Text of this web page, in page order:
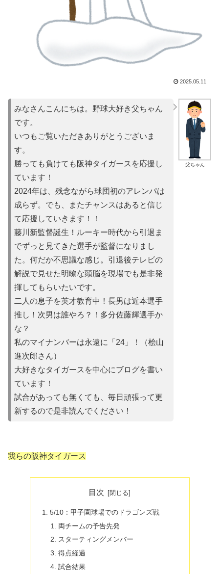
2025.05.11
父ちゃん
みなさんこんにちは。野球大好き父ちゃん
です。
いつもご覧いただきありがとうございま
す。
勝っても負けても阪神タイガースを応援し
ています！
2024年は、残念ながら球団初のアレンパは
成らず。でも、またチャンスはあると信じ
て応援していきます！！
藤川新監督誕生！ルーキー時代から引退ま
でずっと見てきた選手が監督になりまし
た。何だか不思議な感じ。引退後テレビの
解説で見せた明瞭な頭脳を現場でも是非発
揮してもらいたいです。
二人の息子を英才教育中！長男は近本選手
推し！次男は誰やろ？！多分佐藤輝選手か
な？
私のマイナンバーは永遠に「24」！（桧山
進次郎さん）
大好きなタイガースを中心にブログを書い
ています！
試合があって も無くても、毎日頑張って更
新するので是非読んでください！
我らの阪神タイガース
目次
5/10：甲子園球場でのドラゴンズ戦
両チームの予告先発
スターティングメンバー
得点経過
試合結果